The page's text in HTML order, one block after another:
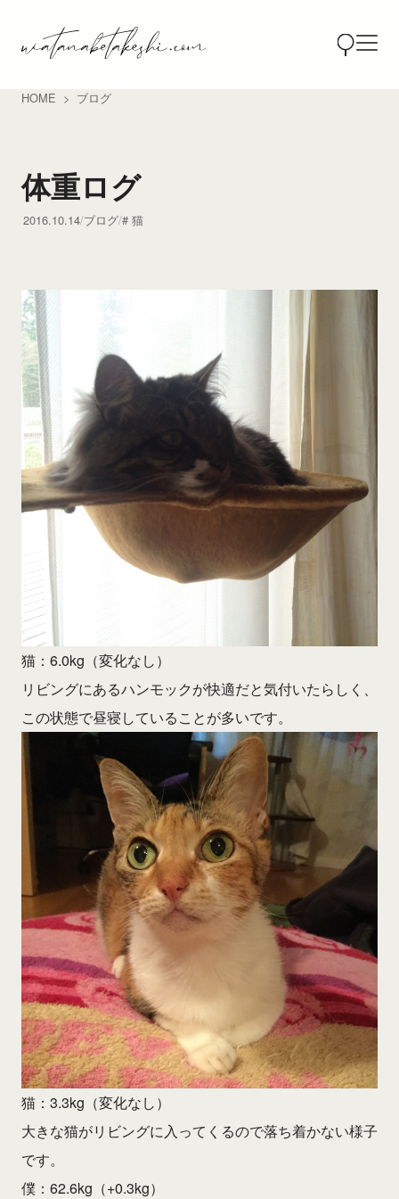
HOME ブログ
体重ログ
2016.10.14 ブログ 猫
猫：6.0kg（変化なし）
リビングにあるハンモックが快適だと気付いたらしく、
この状態で昼寝していることが多いです。
猫：3.3kg（変化なし）
大きな猫がリビングに入ってくるので落ち着かない様子
です。
僕：62.6kg（+0.3kg）